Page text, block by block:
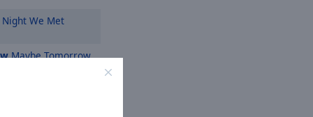
Night We Met
Maybe Tomorrow